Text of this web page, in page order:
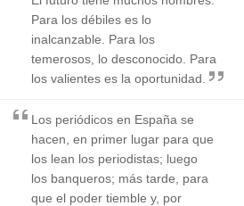
Para los débiles es lo
inalcanzable. Para los
temerosos, lo desconocido. Para
los valientes es la oportunidad.
Los periódicos en España se
hacen, en primer lugar para que
los lean los periodistas; luego
los banqueros; más tarde, para
que el poder tiemble y, por